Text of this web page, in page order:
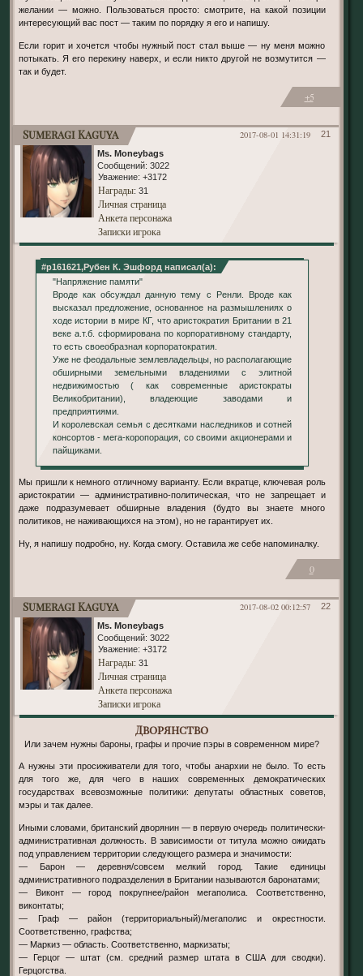
желании — можно. Пользоваться просто: смотрите, на какой позиции
интересующий вас пост — таким по порядку я его и напишу.
Если горит и хочется чтобы нужный пост стал выше — ну меня можно
потыкать. Я его перекину наверх, и если никто другой не возмутится —
так и будет.
+5
21
2017-08-01 14:31:19
Sumeragi Kaguya
Ms. Moneybags
Сообщений: 3022
Уважение: +3172
Награды: 31
Личная страница
Анкета персонажа
Записки игрока
#p161621,Рубен К. Эшфорд написал(а):
"Напряжение памяти"
Вроде как обсуждал данную тему с Ренли. Вроде как
высказал предложение, основанное на размышлениях о
ходе истории в мире КГ, что аристократия Британии в 21
веке а.т.б. сформирована по корпоративному стандарту,
то есть своеобразная корпоратократия.
Уже не феодальные землевладельцы, но располагающие
обширными земельными владениями с элитной
недвижимостью ( как современные аристократы
Великобритании), владеющие заводами и
предприятиями.
И королевская семья с десятками наследников и сотней
консортов - мега-коропорация, со своими акционерами и
пайщиками.
Мы пришли к немного отличному варианту. Если вкратце, ключевая роль
аристократии — административно-политическая, что не запрещает и
даже подразумевает обширные владения (будто вы знаете много
политиков, не наживающихся на этом), но не гарантирует их.
Ну, я напишу подробно, ну. Когда смогу. Оставила же себе напоминалку.
0
22
2017-08-02 00:12:57
Sumeragi Kaguya
Ms. Moneybags
Сообщений: 3022
Уважение: +3172
Награды: 31
Личная страница
Анкета персонажа
Записки игрока
Дворянство
Или зачем нужны бароны, графы и прочие пэры в современном мире?
А нужны эти просиживатели для того, чтобы анархии не было. То есть
для того же, для чего в наших современных демократических
государствах всевозможные политики: депутаты областных советов,
мэры и так далее.
Иными словами, британский дворянин — в первую очередь политически-
административная должность. В зависимости от титула можно ожидать
под управлением территории следующего размера и значимости:
— Барон — деревня/совсем мелкий город. Такие единицы
административного подразделения в Британии называются баронатами;
— Виконт — город покрупнее/район мегаполиса. Соответственно,
виконтаты;
— Граф — район (территориальный)/мегаполис и окрестности.
Соответственно, графства;
— Маркиз — область. Соответственно, маркизаты;
— Герцог — штат (см. средний размер штата в США для сводки).
Герцогства.